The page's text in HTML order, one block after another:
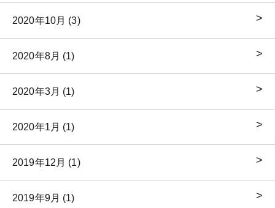
2020年10月 (3)
2020年8月 (1)
2020年3月 (1)
2020年1月 (1)
2019年12月 (1)
2019年9月 (1)